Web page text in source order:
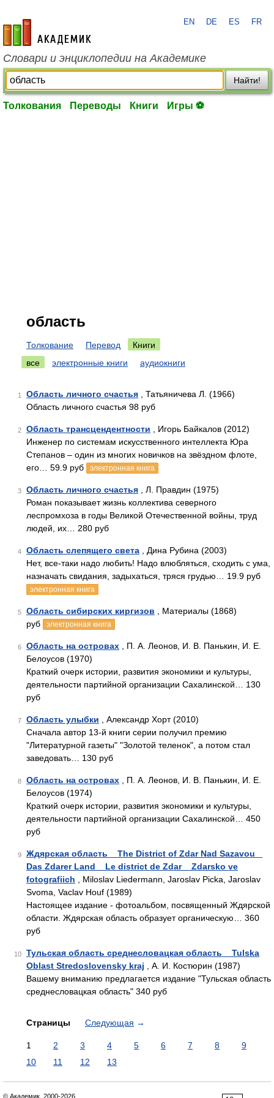
academic.ru
EN DE ES FR
Словари и энциклопедии на Академике
Найти!
Толкования Переводы Книги Игры ⚽
область
Толкование Перевод
Книги
все
электронные книги аудиокниги
1 Область личного счастья , Татьяничева Л. (1966)
Область личного счастья 98 руб
2 Область трансцендентности , Игорь Байкалов (2012)
Инженер по системам искусственного интеллекта Юра
Степанов – один из многих новичков на звёздном флоте,
его… 59.9 руб
электронная книга
3 Область личного счастья , Л. Правдин (1975)
Роман показывает жизнь коллектива северного
леспромхоза в годы Великой Отечественной войны, труд
людей, их… 280 руб
4 Область слепящего света , Дина Рубина (2003)
Нет, все-таки надо любить! Надо влюбляться, сходить с ума,
назначать свидания, задыхаться, тряся грудью… 19.9 руб
электронная книга
5 Область сибирских киргизов , Материалы (1868)
руб
электронная книга
6 Область на островах , П. А. Леонов, И. В. Панькин, И. Е.
Белоусов (1970)
Краткий очерк истории, развития экономики и культуры,
деятельности партийной организации Сахалинской… 130
руб
7 Область улыбки , Александр Хорт (2010)
Сначала автор 13-й книги серии получил премию
"Литературной газеты" "Золотой теленок", а потом стал
заведовать… 130 руб
8 Область на островах , П. А. Леонов, И. В. Панькин, И. Е.
Белоусов (1974)
Краткий очерк истории, развития экономики и культуры,
деятельности партийной организации Сахалинской… 450
руб
9
Ждярская область _ The District of Zdar Nad Sazavou _
Das Zdarer Land _ Le district de Zdar _ Zdarsko ve
fotografiich , Miloslav Liedermann, Jaroslav Picka, Jaroslav
Svoma, Vaclav Houf (1989)
Настоящее издание - фотоальбом, посвященный Ждярской
области. Ждярская область образует органическую… 360
руб
10
Тульская область среднесловацкая область _ Tulska
Oblast Stredoslovensky kraj , А. И. Костюрин (1987)
Вашему вниманию предлагается издание "Тульская область
среднесловацкая область" 340 руб
Страницы Следующая →
1 2 3 4 5 6 7 8
9
10
11 12 13
© Академик, 2000-2026